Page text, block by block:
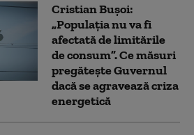
Cristian Bușoi:
„Populația nu va fi
afectată de limitările
de consum”. Ce măsuri
pregătește Guvernul
dacă se agravează criza
energetică